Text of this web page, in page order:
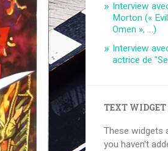
Interview
Morton («
Omen », …)
Interview
actrice de
TEXT WIDGET
These widgets
you haven't